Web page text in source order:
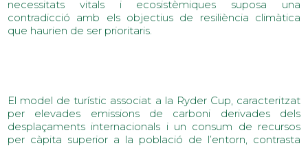
necessitats vitals i ecosistèmiques suposa una
contradicció amb els objectius de resiliència climàtica
que haurien de ser prioritaris.
El model de turístic associat a la Ryder Cup, caracteritzat
per elevades emissions de carboni derivades dels
desplaçaments internacionals i un consum de recursos
per càpita superior a la població de l’entorn, contrasta